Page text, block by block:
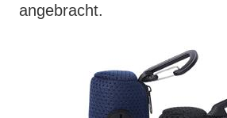
angebracht.